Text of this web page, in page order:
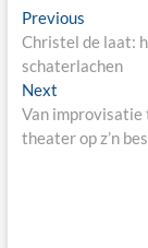
Post
PreviousPrevious
post:
Christel de laat:
schaterlachen
NextNext
post:
Van improvisatie
theater op z’n